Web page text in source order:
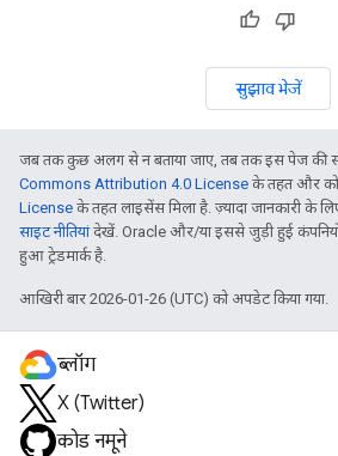
सुझाव भेजें
जब तक कुछ अलग से न बताया जाए, तब तक इस पेज की
Commons Attribution 4.0 License के तहत और
License के तहत लाइसेंस मिला है. ज़्यादा जानकारी के
साइट नीतियांदेखें. Oracle और/या इससे जुड़ी हुई कंपनियों
हुआ ट्रेडमार्क है.
आखिरी बार 2026-01-26 (UTC) को अपडेट किया गया.
ब्लॉग
X (Twitter)
कोड नमूने